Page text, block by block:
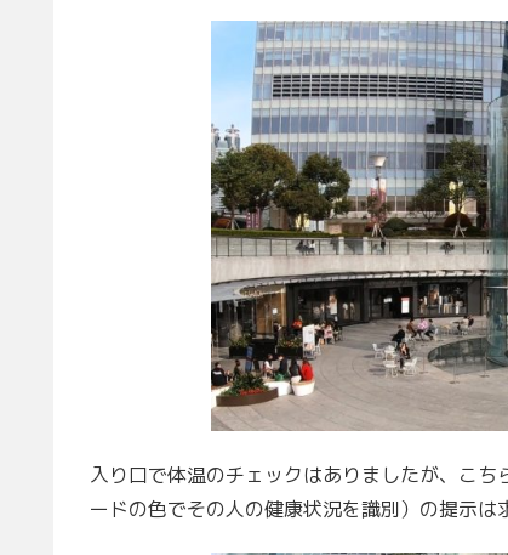
入り口で体温のチェックはありましたが、こ
ードの色でその人の健康状況を識別）の提示は